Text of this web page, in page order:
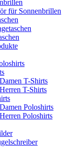
für Sonnenbrillen
Damen T-Shirts
Herren T-Shirts
Damen Poloshirts
Herren Poloshirts